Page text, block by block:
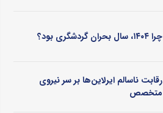
چرا ۱۴۰۴، سال بحران گردشگری بود؟
رقابت ناسالم ایرلاین‌ها بر سر نیروی
متخصص